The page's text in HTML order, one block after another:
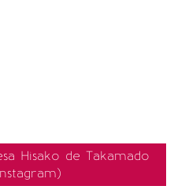
Hisako de Takamado